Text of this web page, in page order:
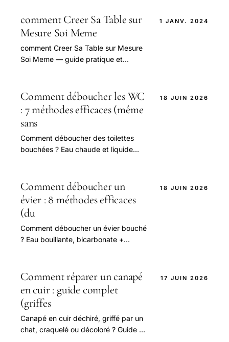
comment Creer Sa Table sur
Mesure Soi Meme
comment Creer Sa Table sur Mesure
Soi Meme — guide pratique et
1 JANV. 2024
Comment déboucher les WC
: 7 méthodes efficaces (même
sans
Comment déboucher des toilettes
bouchées ? Eau chaude et liquide
même sans.
18 JUIN 2026
Comment déboucher un
évier : 8 méthodes efficaces
(du
Comment déboucher un évier bouché
? Eau bouillante, bicarbonate +
18 JUIN 2026
Comment réparer un canapé
en cuir : guide complet
(griffes
Canapé en cuir déchiré, griffé par un
chat, craquelé ou décoloré ? Guide de
17 JUIN 2026